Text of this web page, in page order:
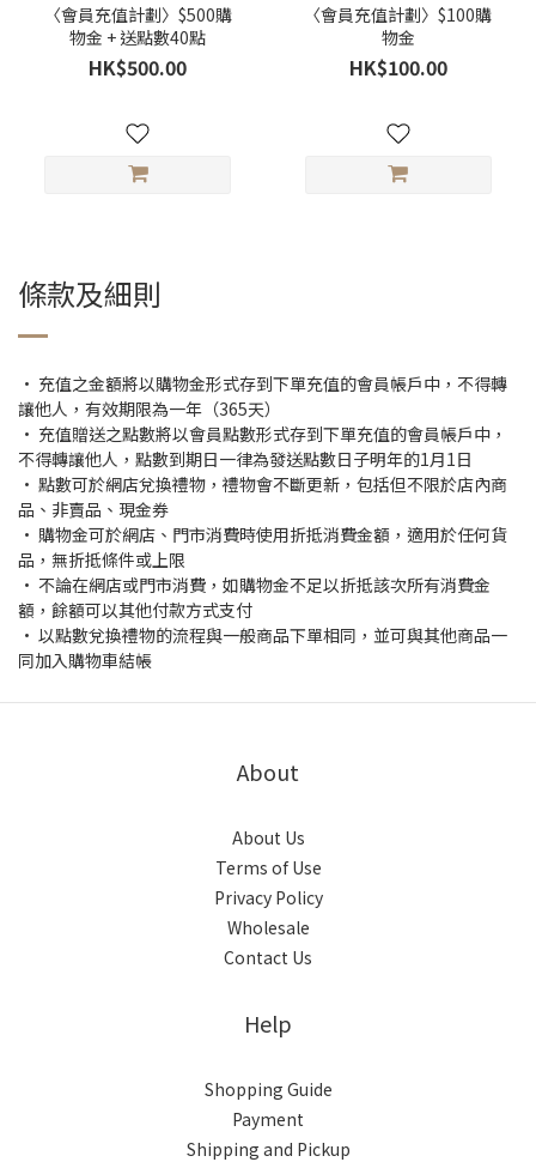
〈會員充值計劃〉$500購
物金 + 送點數40點
HK$500.00
〈會員充值計劃〉$100購
物金
HK$100.00
條款及細則
• 充值之金額將以購物金形式存到下單充值的會員帳戶中，不得轉
讓他人，有效期限為一年（365天）
• 充值贈送之點數將以會員點數形式存到下單充值的會員帳戶中，
不得轉讓他人，點數到期日一律為發送點數日子明年的1月1日
• 點數可於網店兌換禮物，禮物會不斷更新，包括但不限於店內商
品、非賣品、現金券
• 購物金可於網店、門市消費時使用折抵消費金額，適用於任何貨
品，無折抵條件或上限
• 不論在網店或門市消費，如購物金不足以折抵該次所有消費金
額，餘額可以其他付款方式支付
• 以點數兌換禮物的流程與一般商品下單相同，並可與其他商品一
同加入購物車結帳
About
About Us
Terms of Use
Privacy Policy
Wholesale
Contact Us
Help
Shopping Guide
Payment
Shipping and Pickup